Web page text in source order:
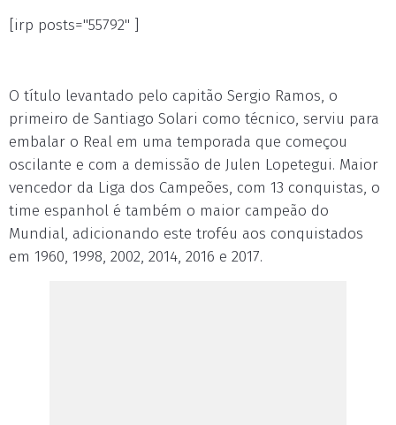
[irp posts="55792" ]
O título levantado pelo capitão Sergio Ramos, o
primeiro de Santiago Solari como técnico, serviu para
embalar o Real em uma temporada que começou
oscilante e com a demissão de Julen Lopetegui. Maior
vencedor da Liga dos Campeões, com 13 conquistas, o
time espanhol é também o maior campeão do
Mundial, adicionando este troféu aos conquistados
em 1960, 1998, 2002, 2014, 2016 e 2017.